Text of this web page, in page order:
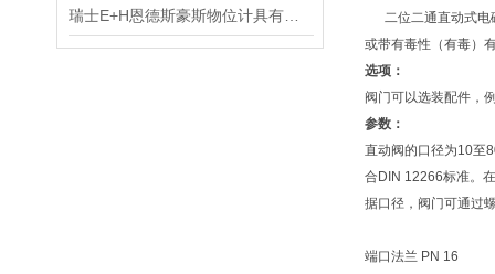
二位二通直动式电
或带有毒性（有毒）
选项：
阀门可以选装配件，
参数：
直动阀的口径为10至
合DIN 12266标准。
据口径，阀门可通过
端口法兰 PN 16